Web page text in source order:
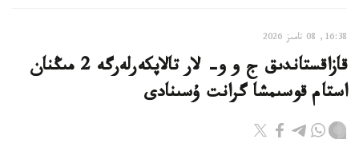
16:38, 08 تامىز 2026
قازاقستاندىق ج و و- لار تالاپكەرلەرگە 2 مىڭنان
استام قوسىمشا گرانت ۇسىنادى